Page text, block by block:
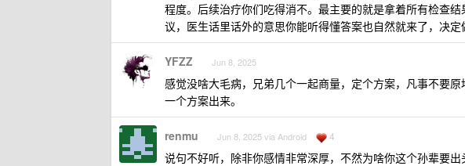
程度。后续治疗你们吃得消不。最主要的就是拿着所有检查
议，医生话里话外的意思你能听得懂答案也自然就来了，决定
YFZZ Jun 8, 2025
感觉没啥大毛病，兄弟几个一起商量，定个方案，凡事不要
一个方案出来。
renmu Jun 8, 2025 via Android 4
说句不好听，除非你感情非常深厚，不然为啥你这个孙辈要出